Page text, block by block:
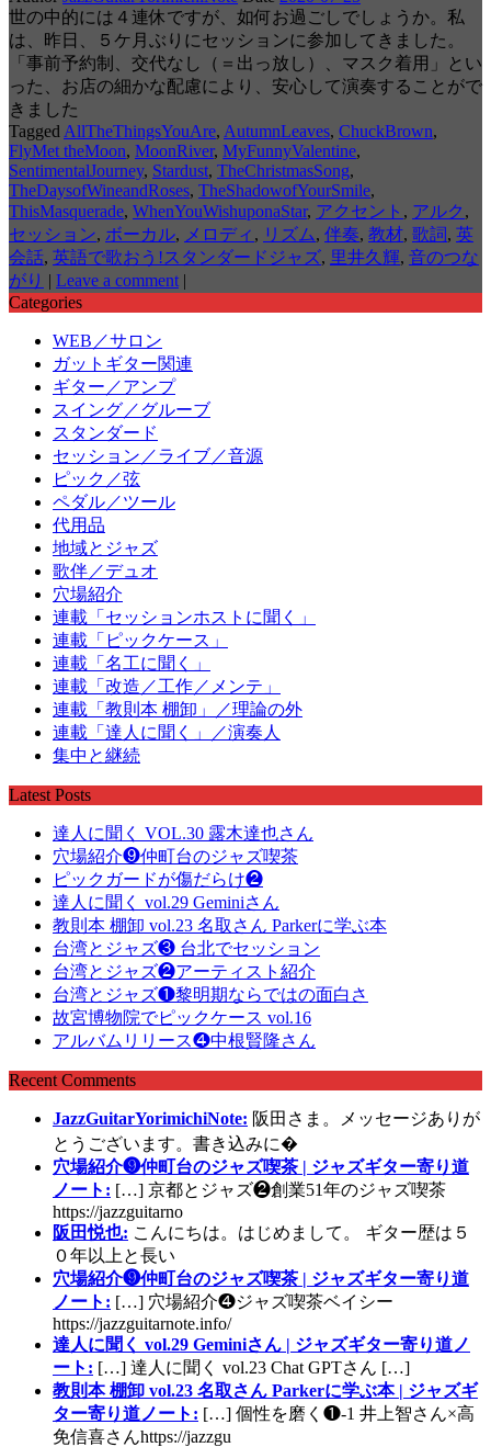
世の中的には４連休ですが、如何お過ごしでしょうか。私
は、昨日、５ケ月ぶりにセッションに参加してきました。
「事前予約制、交代なし（＝出っ放し）、マスク着用」とい
った、お店の細かな配慮により、安心して演奏することがで
きました
Tagged AllTheThingsYouAre, AutumnLeaves, ChuckBrown,
FlyMet theMoon, MoonRiver, MyFunnyValentine,
SentimentalJourney, Stardust, TheChristmasSong,
TheDaysofWineandRoses, TheShadowofYourSmile,
ThisMasquerade, WhenYouWishuponaStar, アクセント , アルク ,
セッション, ボーカル, メロディ , リズム, 伴奏, 教材, 歌詞, 英
会話, 英語で歌おう!スタンダードジャズ, 里井久輝, 音のつな
がり | Leave a comment |
Categories
WEB／サロン
ガットギター関連
ギター／アンプ
スイング／グルーブ
スタンダード
セッション／ライブ／音源
ピック／弦
ペダル／ツール
代用品
地域とジャズ
歌伴／デュオ
穴場紹介
連載「セッションホストに聞く」
連載「ピックケース」
連載「名工に聞く」
連載「改造／工作／メンテ」
連載「教則本 棚卸」／理論の外
連載「達人に聞く」／演奏人
集中と継続
Latest Posts
達人に聞く VOL.30 露木達也さん
穴場紹介❾仲町台のジャズ喫茶
ピックガードが傷だらけ❷
達人に聞く vol.29 Geminiさん
教則本 棚卸 vol.23 名取さん Parkerに学ぶ本
台湾とジャズ❸ 台北でセッション
台湾とジャズ❷アーティスト紹介
台湾とジャズ❶黎明期ならではの面白さ
故宮博物院でピックケース vol.16
アルバムリリース❹中根賢隆さん
Recent Comments
JazzGuitarYorimichiNote: 阪田さま。メッセージありが
とうございます。書き込みに�
穴場紹介❾仲町台のジャズ喫茶 | ジャズギター寄り道
ノート: […] 京都とジャズ❷創業51年のジャズ喫茶
https://jazzguitarno
阪田悦也: こんにちは。はじめまして。 ギター歴は５
０年以上と長い
穴場紹介❾仲町台のジャズ喫茶 | ジャズギター寄り道
ノート: […] 穴場紹介❹ジャズ喫茶ベイシー
https://jazzguitarnote.info/
達人に聞く vol.29 Geminiさん | ジャズギター寄り道ノ
ート: […] 達人に聞く vol.23 Chat GPTさん […]
教則本 棚卸 vol.23 名取さん Parkerに学ぶ本 | ジャズギ
ター寄り道ノート: […] 個性を磨く❶-1 井上智さん×高
免信喜さんhttps://jazzgu